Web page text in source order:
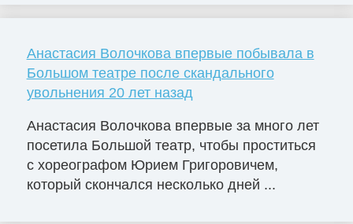
Анастасия Волочкова впервые побывала в
Большом театре после скандального
увольнения 20 лет назад
Анастасия Волочкова впервые за много лет
посетила Большой театр, чтобы проститься
с хореографом Юрием Григоровичем,
который скончался несколько дней ...